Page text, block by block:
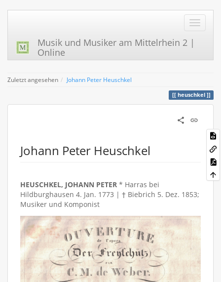
Musik und Musiker am Mittelrhein 2 |
Online
Zuletzt angesehen Johann Peter Heuschkel
heuschkel
Johann Peter Heuschkel
HEUSCHKEL, JOHANN PETER * Harras bei
Hildburghausen 4. Jan. 1773 | † Biebrich 5. Dez. 1853;
Musiker und Komponist